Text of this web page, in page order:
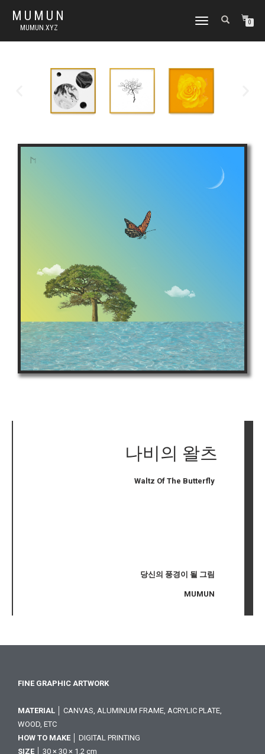
MUMUN
MUMUN.XYZ
토
내
게
이
션
0
나비의 왈츠
Waltz Of The Butterfly
당신의 풍경이 될 그림
MUMUN
FINE GRAPHIC ARTWORK
MATERIAL │ CANVAS, ALUMINUM FRAME, ACRYLIC PLATE,
WOOD, ETC
HOW TO MAKE │ DIGITAL PRINTING
SIZE │ 30 × 30 × 1.2 cm